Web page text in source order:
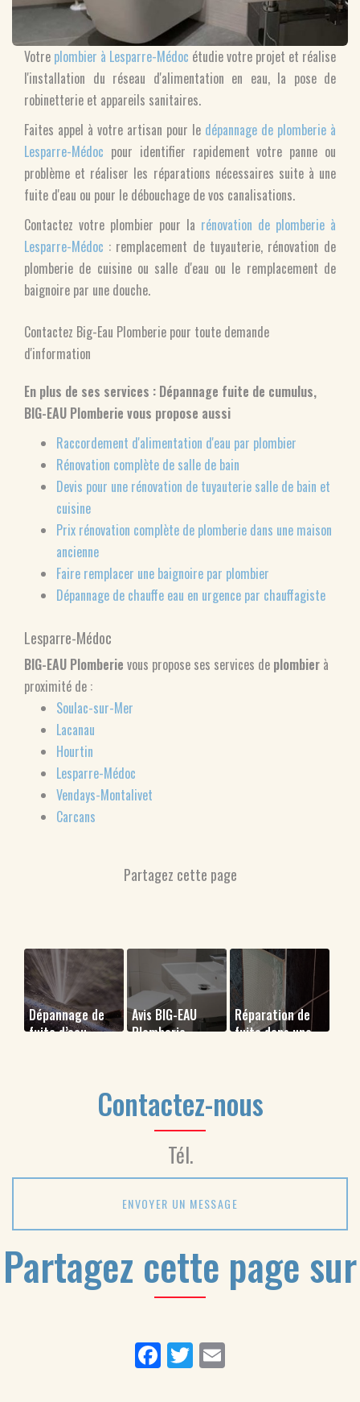
Votre plombier à Lesparre-Médoc étudie votre projet et réalise
l'installation du réseau d'alimentation en eau, la pose de
robinetterie et appareils sanitaires.
Faites appel à votre artisan pour le dépannage de plomberie à
Lesparre-Médoc pour identifier rapidement votre panne ou
problème et réaliser les réparations nécessaires suite à une
fuite d'eau ou pour le débouchage de vos canalisations.
Contactez votre plombier pour la rénovation de plomberie à
Lesparre-Médoc : remplacement de tuyauterie, rénovation de
plomberie de cuisine ou salle d'eau ou le remplacement de
baignoire par une douche.
Contactez Big-Eau Plomberie pour toute demande
d'information
En plus de ses services : Dépannage fuite de cumulus,
BIG-EAU Plomberie vous propose aussi
Raccordement d'alimentation d'eau par plombier
Rénovation complète de salle de bain
Devis pour une rénovation de tuyauterie salle de bain et
cuisine
Prix rénovation complète de plomberie dans une maison
ancienne
Faire remplacer une baignoire par plombier
Dépannage de chauffe eau en urgence par chauffagiste
Lesparre-Médoc
BIG-EAU Plomberie vous propose ses services de plombier à
proximité de :
Soulac-sur-Mer
Lacanau
Hourtin
Lesparre-Médoc
Vendays-Montalivet
Carcans
Dépannage de
fuite d’eau
Avis BIG-EAU
Plomberie
Réparation de
fuite dans une
Contactez-nous
Tél.
ENVOYER UN MESSAGE
Partagez cette page sur
Facebook
Twitter